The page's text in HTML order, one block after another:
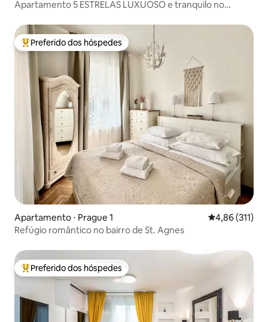
Apartamento 5 ESTRELAS LUXUOSO e tranquilo no
Entre os melhores preferidos dos hóspedes
Preferido dos hóspedes
Apartamento ⋅ Prague 1 4,86 de uma
4,86 (311)
Refúgio romântico no bairro de St. Agnes
Entre os melhores preferidos dos hóspedes
Preferido dos hóspedes